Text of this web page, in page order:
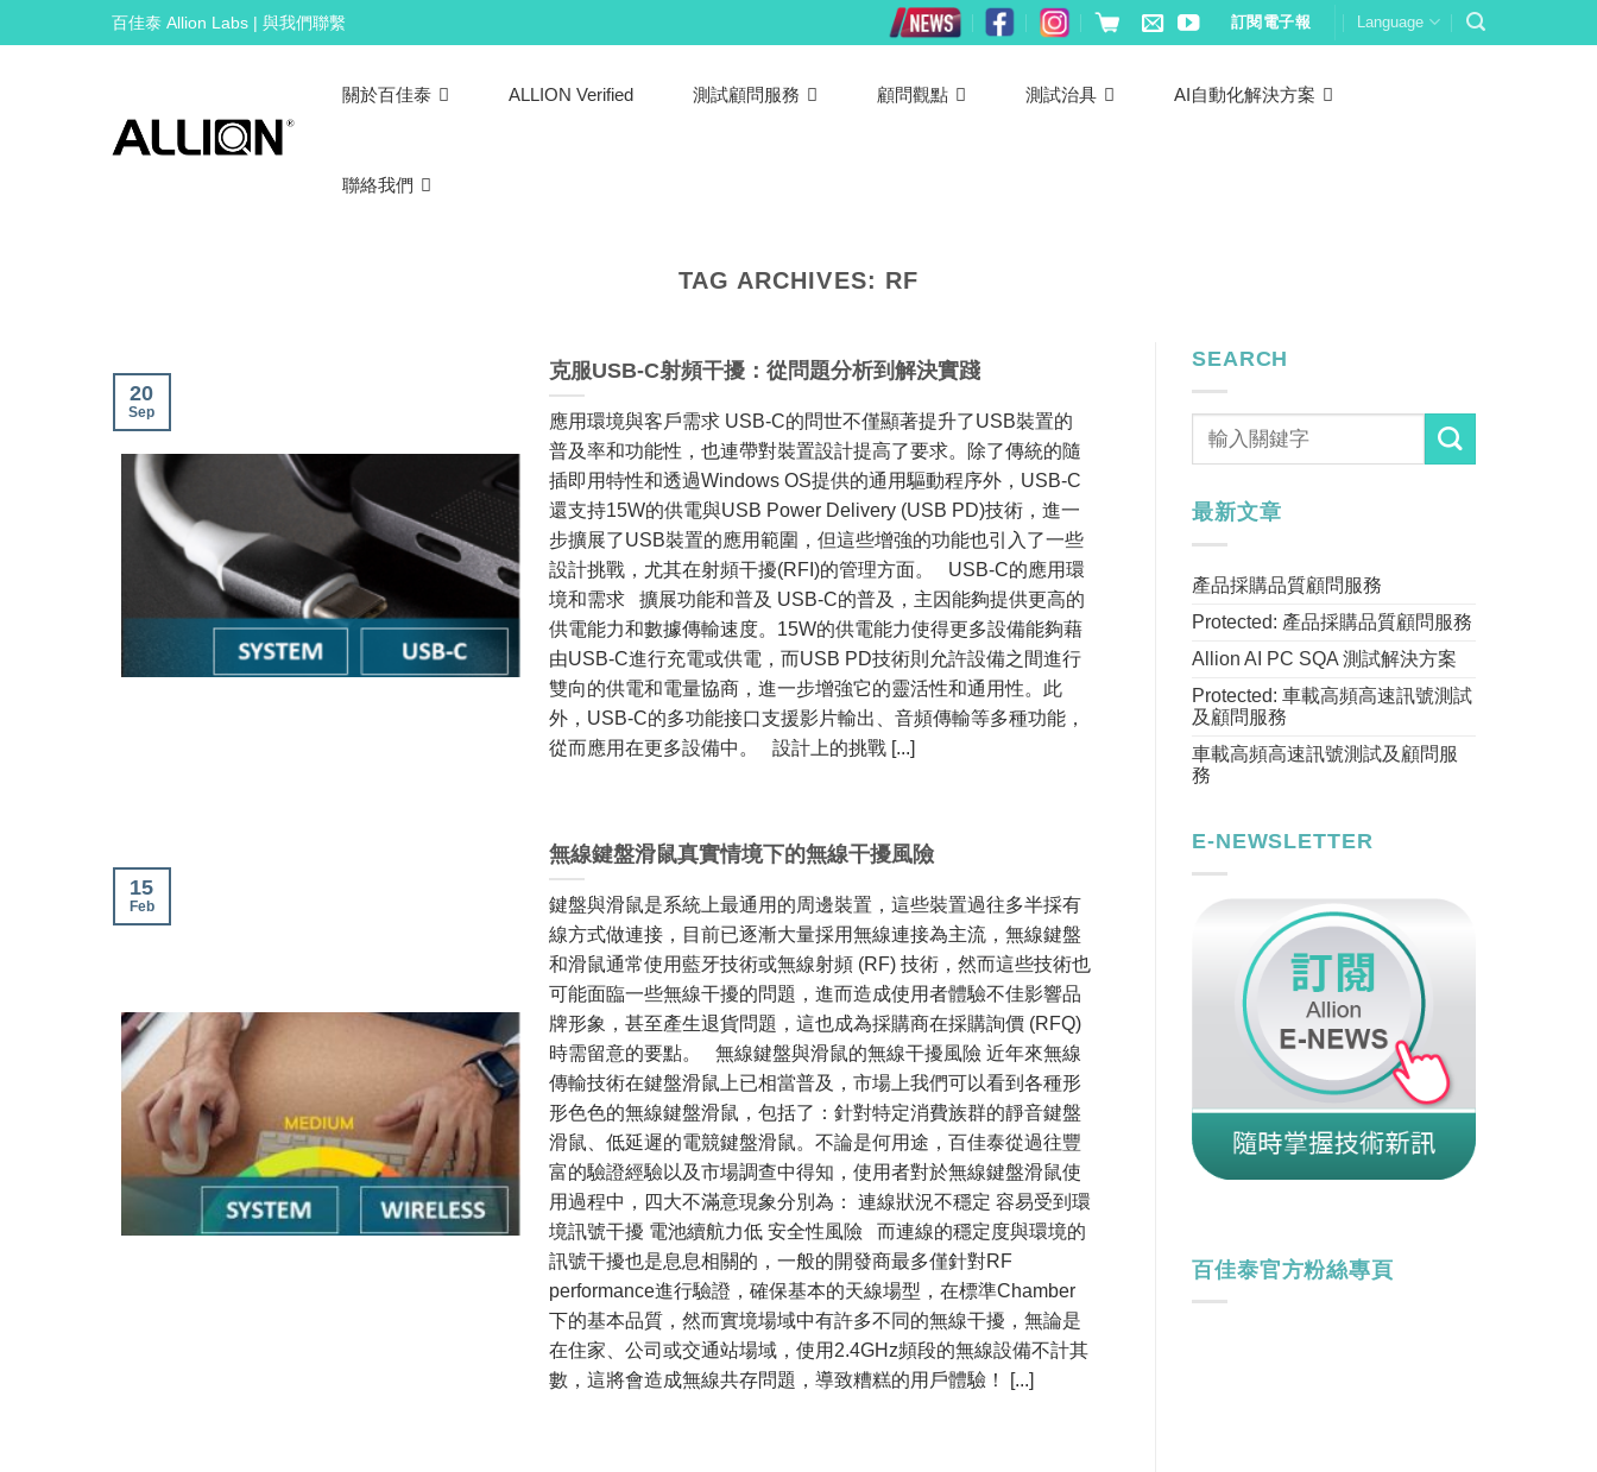
to
百佳泰 Allion Labs | 與我們聯繫 訂閱電子報 Language
關於百佳泰 ALLION Verified 測試顧問服務 顧問觀點 測試治具 AI自動化解決方案
聯絡我們
TAG ARCHIVES: RF
克服USB-C射頻干擾：從問題分析到解決實踐
應用環境與客戶需求 USB-C的問世不僅顯著提升了USB裝置的
普及率和功能性，也連帶對裝置設計提高了要求。除了傳統的隨
插即用特性和透過Windows OS提供的通用驅動程序外，USB-C
還支持15W的供電與USB Power Delivery (USB PD)技術，進一
步擴展了USB裝置的應用範圍，但這些增強的功能也引入了一些
設計挑戰，尤其在射頻干擾(RFI)的管理方面。 USB-C的應用環
境和需求 擴展功能和普及 USB-C的普及，主因能夠提供更高的
供電能力和數據傳輸速度。15W的供電能力使得更多設備能夠藉
由USB-C進行充電或供電，而USB PD技術則允許設備之間進行
雙向的供電和電量協商，進一步增強它的靈活性和通用性。此
外，USB-C的多功能接口支援影片輸出、音頻傳輸等多種功能，
從而應用在更多設備中。 設計上的挑戰 [...]
20
Sep
無線鍵盤滑鼠真實情境下的無線干擾風險
鍵盤與滑鼠是系統上最通用的周邊裝置，這些裝置過往多半採有
線方式做連接，目前已逐漸大量採用無線連接為主流，無線鍵盤
和滑鼠通常使用藍牙技術或無線射頻 (RF) 技術，然而這些技術也
可能面臨一些無線干擾的問題，進而造成使用者體驗不佳影響品
牌形象，甚至產生退貨問題，這也成為採購商在採購詢價 (RFQ)
時需留意的要點。 無線鍵盤與滑鼠的無線干擾風險 近年來無線
傳輸技術在鍵盤滑鼠上已相當普及，市場上我們可以看到各種形
形色色的無線鍵盤滑鼠，包括了：針對特定消費族群的靜音鍵盤
滑鼠、低延遲的電競鍵盤滑鼠。不論是何用途，百佳泰從過往豐
富的驗證經驗以及市場調查中得知，使用者對於無線鍵盤滑鼠使
用過程中，四大不滿意現象分別為： 連線狀況不穩定 容易受到環
境訊號干擾 電池續航力低 安全性風險 而連線的穩定度與環境的
訊號干擾也是息息相關的，一般的開發商最多僅針對RF
performance進行驗證，確保基本的天線場型，在標準Chamber
下的基本品質，然而實境場域中有許多不同的無線干擾，無論是
在住家、公司或交通站場域，使用2.4GHz頻段的無線設備不計其
數，這將會造成無線共存問題，導致糟糕的用戶體驗！ [...]
15
Feb
SEARCH
最新文章
產品採購品質顧問服務
Protected: 產品採購品質顧問服務
Allion AI PC SQA 測試解決方案
Protected: 車載高頻高速訊號測試
及顧問服務
車載高頻高速訊號測試及顧問服
務
E-NEWSLETTER
百佳泰官方粉絲專頁